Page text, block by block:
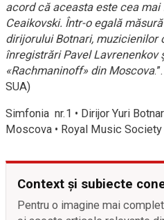
acord că aceasta este cea
Ceaikovski. Într-o egală
dirijorului Botnari, muzicienilor
înregistrări Pavel
«Rachmaninoff» din Moscova
SUA)
Simfonia nr.1 • Dirijor Yuri
Moscova • Royal Music
Context și subiecte
Pentru o imagine mai